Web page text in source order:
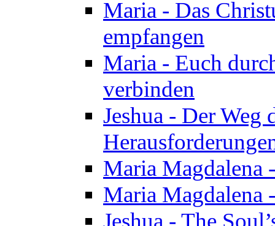
Maria - Das
empfangen
Maria - Euch
verbinden
Jeshua - Der Weg
Maria Magdalena
Maria Magdalena
Jeshua - The